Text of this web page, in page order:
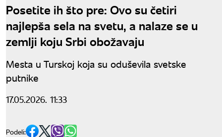
Posetite ih što pre: Ovo su četiri
najlepša sela na svetu, a nalaze se u
zemlji koju Srbi obožavaju
Mesta u Turskoj koja su oduševila svetske
putnike
17.05.2026. 11:33
Podeli: